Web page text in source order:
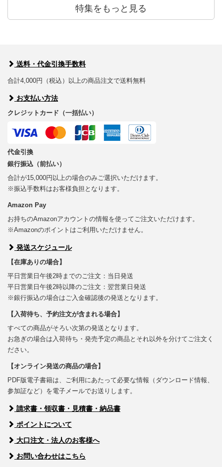
特集をもっと見る
送料・代金引換手数料
合計4,000円（税込）以上の商品注文で送料無料
お支払い方法
クレジットカード（一括払い）
代金引換
銀行振込（前払い）
合計が15,000円以上の場合のみご選択いただけます。
※振込手数料はお客様負担となります。
Amazon Pay
お持ちのAmazonアカウントの情報を使ってご注文いただけます。
※Amazonのポイントはご利用いただけません。
発送スケジュール
【在庫ありの場合】
平日営業日午後2時までのご注文：当日発送
平日営業日午後2時以降のご注文：翌営業日発送
※銀行振込の場合はご入金確認後の発送となります。
【入荷待ち、予約注文が含まれる場合】
すべての商品がそろい次第の発送となります。
お急ぎの場合は入荷待ち・発売予定の商品とそれ以外を分けてご注文く
ださい。
【オンライン発送の商品の場合】
PDF版電子書籍は、ご利用にあたって必要な情報（ダウンロード情報、
参加証など）を電子メールでお送りします。
請求書・領収書・見積書・納品書
ポイントについて
大口注文・法人のお客様へ
お問い合わせはこちら